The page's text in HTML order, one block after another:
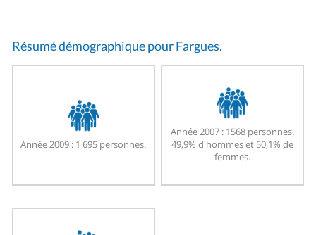
Résumé démographique pour Fargues.
Année 2009 : 1 695 personnes.
Année 2007 :1568 personnes.
49,9% d'hommes et 50,1% de
femmes.